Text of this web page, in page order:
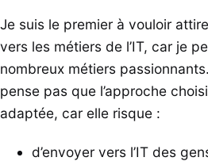
Je suis le premier à vouloir
vers les métiers de l’IT, car je
nombreux métiers
pense pas que l’approche
adaptée, car elle risque :
d’envoyer vers l’IT des